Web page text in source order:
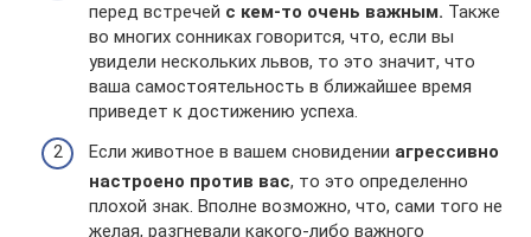
перед встречей с кем-то очень важным. Также
во многих сонниках говорится, что, если вы
увидели нескольких львов, то это значит, что
ваша самостоятельность в ближайшее время
приведет к достижению успеха.
Если животное в вашем сновидении агрессивно
настроено против вас, то это определенно
плохой знак. Вполне возможно, что, сами того не
желая, разгневали какого-либо важного